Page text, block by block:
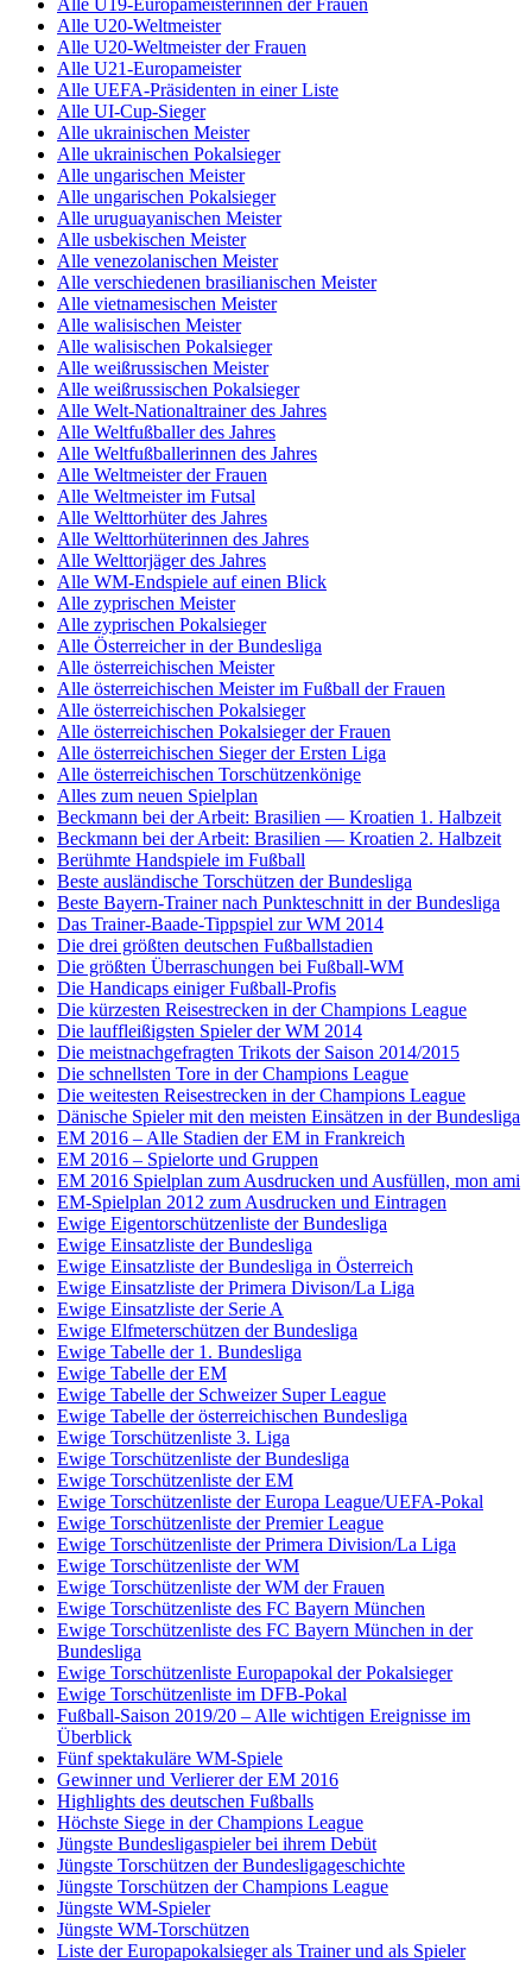
Alle U20-Weltmeister
Alle U20-Weltmeister der Frauen
Alle U21-Europameister
Alle UEFA-Präsidenten in einer Liste
Alle UI-Cup-Sieger
Alle ukrainischen Meister
Alle ukrainischen Pokalsieger
Alle ungarischen Meister
Alle ungarischen Pokalsieger
Alle uruguayanischen Meister
Alle usbekischen Meister
Alle venezolanischen Meister
Alle verschiedenen brasilianischen Meister
Alle vietnamesischen Meister
Alle walisischen Meister
Alle walisischen Pokalsieger
Alle weißrussischen Meister
Alle weißrussischen Pokalsieger
Alle Welt-Nationaltrainer des Jahres
Alle Weltfußballer des Jahres
Alle Weltfußballerinnen des Jahres
Alle Weltmeister der Frauen
Alle Weltmeister im Futsal
Alle Welttorhüter des Jahres
Alle Welttorhüterinnen des Jahres
Alle Welttorjäger des Jahres
Alle WM-Endspiele auf einen Blick
Alle zyprischen Meister
Alle zyprischen Pokalsieger
Alle Österreicher in der Bundesliga
Alle österreichischen Meister
Alle österreichischen Meister im Fußball der Frauen
Alle österreichischen Pokalsieger
Alle österreichischen Pokalsieger der Frauen
Alle österreichischen Sieger der Ersten Liga
Alle österreichischen Torschützenkönige
Alles zum neuen Spielplan
Beckmann bei der Arbeit: Brasilien — Kroatien 1. Halbzeit
Beckmann bei der Arbeit: Brasilien — Kroatien 2. Halbzeit
Berühmte Handspiele im Fußball
Beste ausländische Torschützen der Bundesliga
Beste Bayern-Trainer nach Punkteschnitt in der Bundesliga
Das Trainer-Baade-Tippspiel zur WM 2014
Die drei größten deutschen Fußballstadien
Die größten Überraschungen bei Fußball-WM
Die Handicaps einiger Fußball-Profis
Die kürzesten Reisestrecken in der Champions League
Die lauffleißigsten Spieler der WM 2014
Die meistnachgefragten Trikots der Saison 2014/2015
Die schnellsten Tore in der Champions League
Die weitesten Reisestrecken in der Champions League
Dänische Spieler mit den meisten Einsätzen in der Bundesliga
EM 2016 – Alle Stadien der EM in Frankreich
EM 2016 – Spielorte und Gruppen
EM 2016 Spielplan zum Ausdrucken und Ausfüllen, mon ami
EM-Spielplan 2012 zum Ausdrucken und Eintragen
Ewige Eigentorschützenliste der Bundesliga
Ewige Einsatzliste der Bundesliga
Ewige Einsatzliste der Bundesliga in Österreich
Ewige Einsatzliste der Primera Divison/La Liga
Ewige Einsatzliste der Serie A
Ewige Elfmeterschützen der Bundesliga
Ewige Tabelle der 1. Bundesliga
Ewige Tabelle der EM
Ewige Tabelle der Schweizer Super League
Ewige Tabelle der österreichischen Bundesliga
Ewige Torschützenliste 3. Liga
Ewige Torschützenliste der Bundesliga
Ewige Torschützenliste der EM
Ewige Torschützenliste der Europa League/UEFA-Pokal
Ewige Torschützenliste der Premier League
Ewige Torschützenliste der Primera Division/La Liga
Ewige Torschützenliste der WM
Ewige Torschützenliste der WM der Frauen
Ewige Torschützenliste des FC Bayern München
Ewige Torschützenliste des FC Bayern München in der
Bundesliga
Ewige Torschützenliste Europapokal der Pokalsieger
Ewige Torschützenliste im DFB-Pokal
Fußball-Saison 2019/20 – Alle wichtigen Ereignisse im
Überblick
Fünf spektakuläre WM-Spiele
Gewinner und Verlierer der EM 2016
Highlights des deutschen Fußballs
Höchste Siege in der Champions League
Jüngste Bundesligaspieler bei ihrem Debüt
Jüngste Torschützen der Bundesligageschichte
Jüngste Torschützen der Champions League
Jüngste WM-Spieler
Jüngste WM-Torschützen
Liste der Europapokalsieger als Trainer und als Spieler